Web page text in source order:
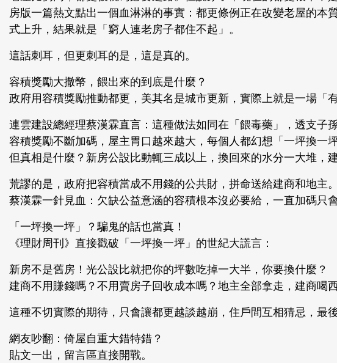
房版一篇熱文點出一個血淋淋的事實：都更條例正在改變老屋的本
式上升，結果就是「窮人連老房子都住不起」。
這話刺耳，但更刺耳的是，這是真的。
容積獎勵大撒幣，餵出來的到底是什麼？
政府用容積獎勵推動都更，美其名是城市更新，實際上就是一場「
連雲建設總經理蔡漢霖直言：這種做法如同在「餵毒藥」，透支子
容積獎勵不斷加碼，屋主胃口越來越大，每個人都幻想「一坪換一坪
但真相是什麼？新房公設比動輒三成以上，換回來的水分一大堆，
荒謬的是，政府把容積當成不用錢的公共財，拼命送給建商和地主。
蔡漢霖一針見血：欠缺公益意涵的容積根本沒必要給，一直加碼只
「一坪換一坪」？騙鬼的話也當真！
《理財周刊》直接戳破「一坪換一坪」的世紀大謊言：
新房不是舊房！光公設比就把你的坪數吃掉一大半，你要換什麼？
建商不用賺錢嗎？不用賣房子回收成本嗎？地主全部拿走，建商喝
這種不切實際的期待，只會讓都更越談越崩，住戶間互相猜忌，最
網友吵翻：倚屋自重大錯特錯？
貼文一出，留言區直接開戰。